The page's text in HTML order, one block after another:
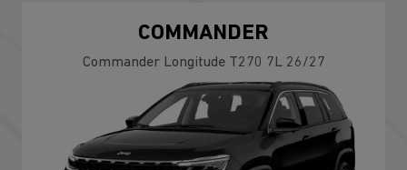
COMMANDER
Commander Longitude T270 7L 26/27